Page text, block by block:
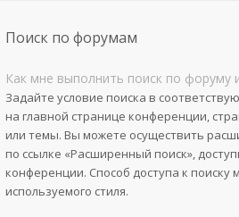
Поиск по форумам
Как мне выполнить поиск по форуму
Задайте условие поиска в
на главной странице конференции,
или темы. Вы можете осуществить
по ссылке «Расширенный поиск»,
конференции. Способ доступа к поиску
используемого стиля.